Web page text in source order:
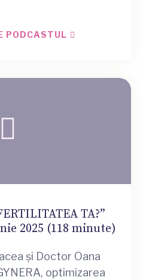
PODCASTUL
TA?”
2025 (118 minute)
și Doctor Oana
optimizarea